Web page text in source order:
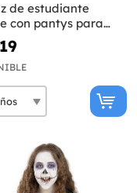
de estudiante
con pantys para